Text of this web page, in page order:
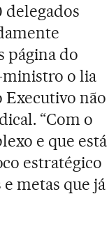
delegados
página do
o lia
Executivo não
“Com o
e que está
estratégico
metas que já